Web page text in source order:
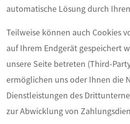
automatische Lösung durch
Teilweise können auch Cookies
auf Ihrem Endgerät gespeichert
unsere Seite betreten (Third-
ermöglichen uns oder Ihnen die
Dienstleistungen des
zur Abwicklung von